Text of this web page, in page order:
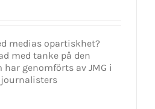
medias opartiskhet?
med tanke på den
genomförts av JMG i
journalisters